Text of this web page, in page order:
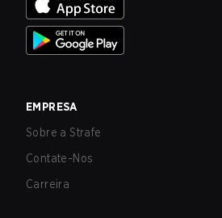
EMPRESA
Sobre a Strafe
Contate-Nos
Carreira